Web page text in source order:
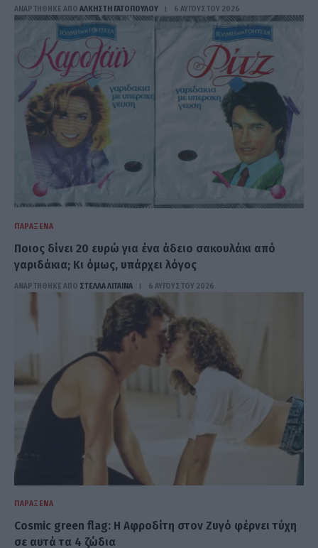
ΑΝΑΡΤΗΘΗΚΕ ΑΠΟ ΆΛΚΗΣΤΗ ΓΑΤΟΠΟΎΛΟΥ 6 ΑΥΓΟΎΣΤΟΥ 2026
ΠΑΡΆΞΕΝΑ
Ποιος δίνει 20 ευρώ για ένα άδειο σακουλάκι από
γαριδάκια; Κι όμως, υπάρχει λόγος
ΑΝΑΡΤΗΘΗΚΕ ΑΠΟ ΣΤΈΛΛΑ ΛΊΤΑΙΝΑ 6 ΑΥΓΟΎΣΤΟΥ 2026
ΠΑΡΆΞΕΝΑ
Cosmic green flag: Η Αφροδίτη στον Ζυγό φέρνει τύχη
σε αυτά τα 4 ζώδια